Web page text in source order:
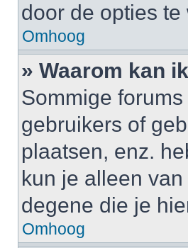
door de opties te
Omhoog
» Waarom kan
Sommige
gebruikers of
plaatsen, enz.
kun je alleen
degene die je
Omhoog